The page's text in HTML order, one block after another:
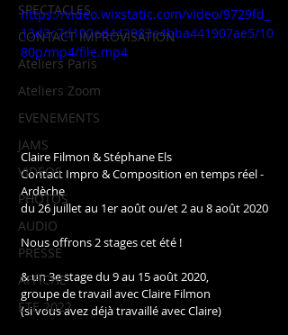
SPECTACLES
CONTACT IMPROVISATION
Ateliers Paris
Ateliers Zoom
EVENEMENTS
JAMS
VIDEOS
PHOTOS
AUDIO
PRESSE
AFFICHE
ETE 2022
https://video.wixstatic.com/video/9729fd_
13d2c7d100ed442983e4bba441907ae5/10
80p/mp4/file.mp4
Claire Filmon & Stéphane Els
Contact Impro & Composition en temps réel -
Ardèche
du 26 juillet au 1er août ou/et 2 au 8 août 2020
Nous offrons 2 stages cet été !
& un 3e stage du 9 au 15 août 2020,
groupe de travail avec Claire Filmon
(si vous avez déjà travaillé avec Claire)